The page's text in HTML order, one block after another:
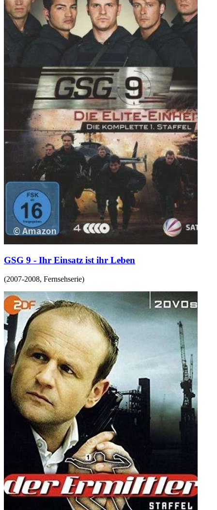
GSG 9 - Ihr Einsatz ist ihr Leben
(2007-2008, Fernsehserie)